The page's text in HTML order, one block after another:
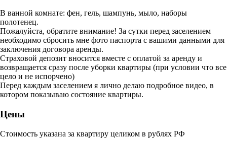
В ванной комнате: фен, гель, шампунь, мыло, наборы
полотенец.
Пожалуйста, обратите внимание! За сутки перед заселением
необходимо сбросить мне фото паспорта с вашими данными для
заключения договора аренды.
Страховой депозит вносится вместе с оплатой за аренду и
возвращается сразу после уборки квартиры (при условии что все
цело и не испорчено)
Перед каждым заселением я лично делаю подробное видео, в
котором показываю состояние квартиры.
Цены
Стоимость указана за квартиру целиком в рублях РФ